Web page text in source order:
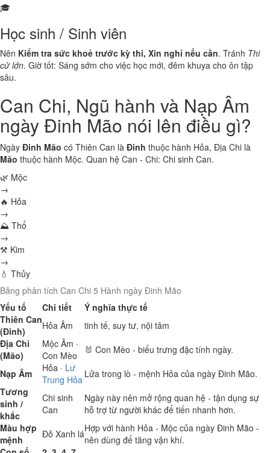
🎓
Học sinh / Sinh viên
Nên Kiểm tra sức khoẻ trước kỳ thi, Xin nghỉ nếu cần. Tránh Thi
cử lớn. Giờ tốt: Sáng sớm cho việc học mới, đêm khuya cho ôn tập
sâu.
Can Chi, Ngũ hành và Nạp Âm
ngày Đinh Mão nói lên điều gì?
Ngày Đinh Mão có Thiên Can là Đinh thuộc hành Hỏa, Địa Chi là
Mão thuộc hành Mộc. Quan hệ Can - Chi: Chi sinh Can.
🌿 Mộc
→
🔥 Hỏa
→
⛰ Thổ
→
⚒ Kim
→
💧 Thủy
Bảng phân tích Can Chi 5 Hành ngày Đinh Mão
Yếu tố
Chi tiết
Ý nghĩa thực tế
Thiên Can
(Đinh)
Hỏa Âm
tinh tế, suy tư, nội tâm
Địa Chi
(Mão)
Mộc Âm ·
Con Mèo
🐰 Con Mèo - biểu trưng đặc tính ngày.
Nạp Âm
Hỏa · Lư
Trung Hỏa Lửa trong lò - mệnh Hỏa của ngày Đinh Mão.
Tương
sinh /
khắc
Chi sinh
Can
Ngày này nên mở rộng quan hệ - tận dụng sự
hỗ trợ từ người khác để tiến nhanh hơn.
Màu hợp
mệnh
Đỏ Xanh láHợp với hành Hỏa - Mộc của ngày Đinh Mão -
nên dùng để tăng vận khí.